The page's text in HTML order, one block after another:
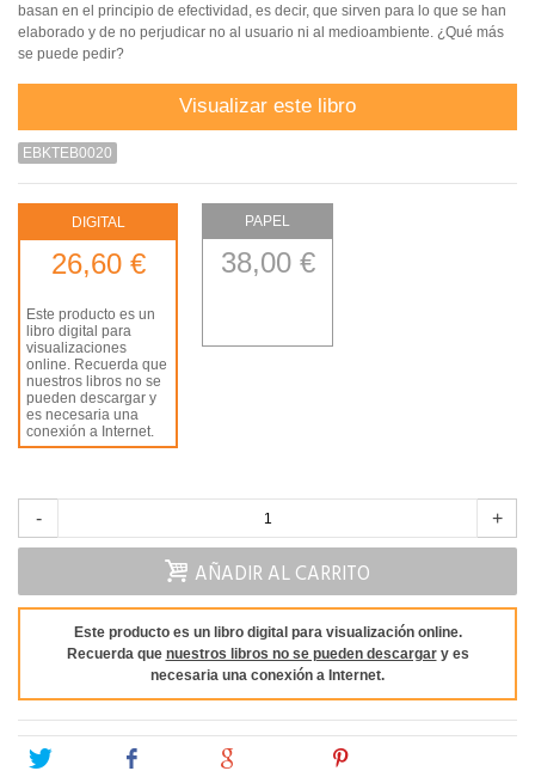
basan en el principio de efectividad, es decir, que sirven para lo que se han
elaborado y de no perjudicar no al usuario ni al medioambiente. ¿Qué más
se puede pedir?
Visualizar este libro
EBKTEB0020
DIGITAL
26,60 €
Este producto es un
libro digital para
visualizaciones
online. Recuerda que
nuestros libros no se
pueden descargar y
es necesaria una
conexión a Internet.
PAPEL
38,00 €
- +
AÑADIR AL CARRITO
Este producto es un libro digital para visualización online.
Recuerda que nuestros libros no se pueden descargary es
necesaria una conexión a Internet.
Tweet